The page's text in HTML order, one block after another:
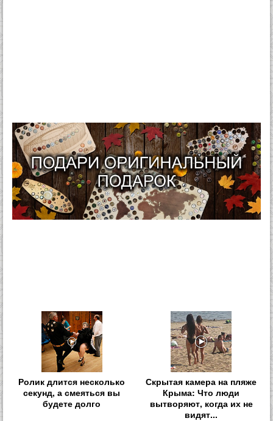
Ролик длится несколько
секунд, а смеяться вы
будете долго
Скрытая камера на пляже
Крыма: Что люди
вытворяют, когда их не
видят...